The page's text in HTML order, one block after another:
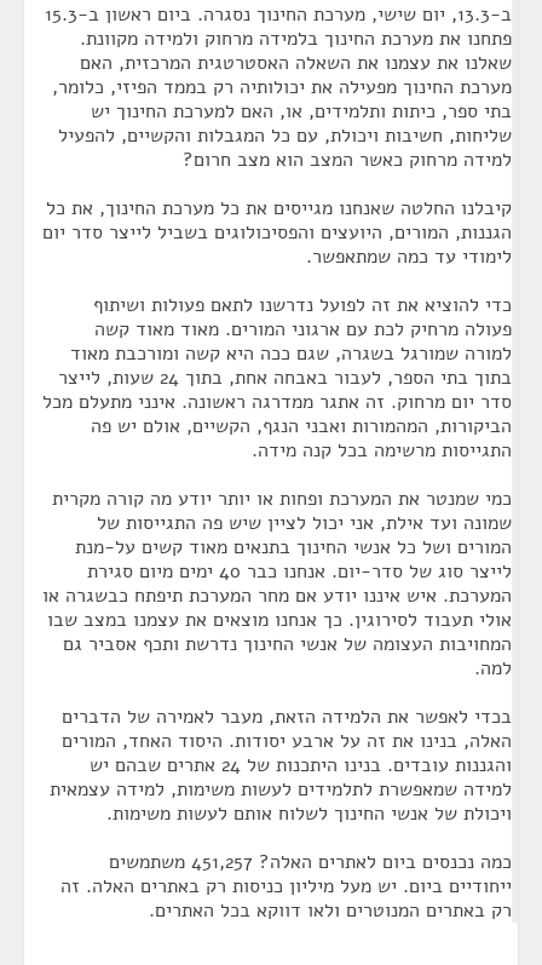
ב-13.3, יום שישי, מערכת החינוך נסגרה. ביום ראשון ב-15.3
פתחנו את מערכת החינוך בלמידה מרחוק ולמידה מקוונת.
שאלנו את עצמנו את השאלה האסטרטגית המרכזית, האם
מערכת החינוך מפעילה את יכולותיה רק בממד הפיזי, כלומר,
בתי ספר, כיתות ותלמידים, או, האם למערכת החינוך יש
שליחות, חשיבות ויכולת, עם כל המגבלות והקשיים, להפעיל
למידה מרחוק כאשר המצב הוא מצב חרום?
קיבלנו החלטה שאנחנו מגייסים את כל מערכת החינוך, את כל
הגננות, המורים, היועצים והפסיכולוגים בשביל לייצר סדר יום
לימודי עד כמה שמתאפשר.
כדי להוציא את זה לפועל נדרשנו לתאם פעולות ושיתוף
פעולה מרחיק לכת עם ארגוני המורים. מאוד מאוד קשה
למורה שמורגל בשגרה, שגם ככה היא קשה ומורכבת מאוד
בתוך בתי הספר, לעבור באבחה אחת, בתוך 24 שעות, לייצר
סדר יום מרחוק. זה אתגר ממדרגה ראשונה. אינני מתעלם מכל
הביקורות, המהמורות ואבני הנגף, הקשיים, אולם יש פה
התגייסות מרשימה בכל קנה מידה.
כמי שמנטר את המערכת ופחות או יותר יודע מה קורה מקרית
שמונה ועד אילת, אני יכול לציין שיש פה התגייסות של
המורים ושל כל אנשי החינוך בתנאים מאוד קשים על-מנת
לייצר סוג של סדר-יום. אנחנו כבר 40 ימים מיום סגירת
המערכת. איש איננו יודע אם מחר המערכת תיפתח כבשגרה או
אולי תעבוד לסירוגין. כך אנחנו מוצאים את עצמנו במצב שבו
המחויבות העצומה של אנשי החינוך נדרשת ותכף אסביר גם
למה.
בכדי לאפשר את הלמידה הזאת, מעבר לאמירה של הדברים
האלה, בנינו את זה על ארבע יסודות. היסוד האחד, המורים
והגננות עובדים. בנינו היתכנות של 24 אתרים שבהם יש
למידה שמאפשרת לתלמידים לעשות משימות, למידה עצמאית
ויכולת של אנשי החינוך לשלוח אותם לעשות משימות.
כמה נכנסים ביום לאתרים האלה? 451,257 משתמשים
ייחודיים ביום. יש מעל מיליון כניסות רק באתרים האלה. זה
רק באתרים המנוטרים ולאו דווקא בכל האתרים.